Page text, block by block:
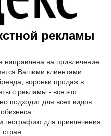
рекламы
направлена на привлечение
Вашими клиентами.
воронки продаж в
с рекламы - все это
подходит для всех видов
географию для привлечения